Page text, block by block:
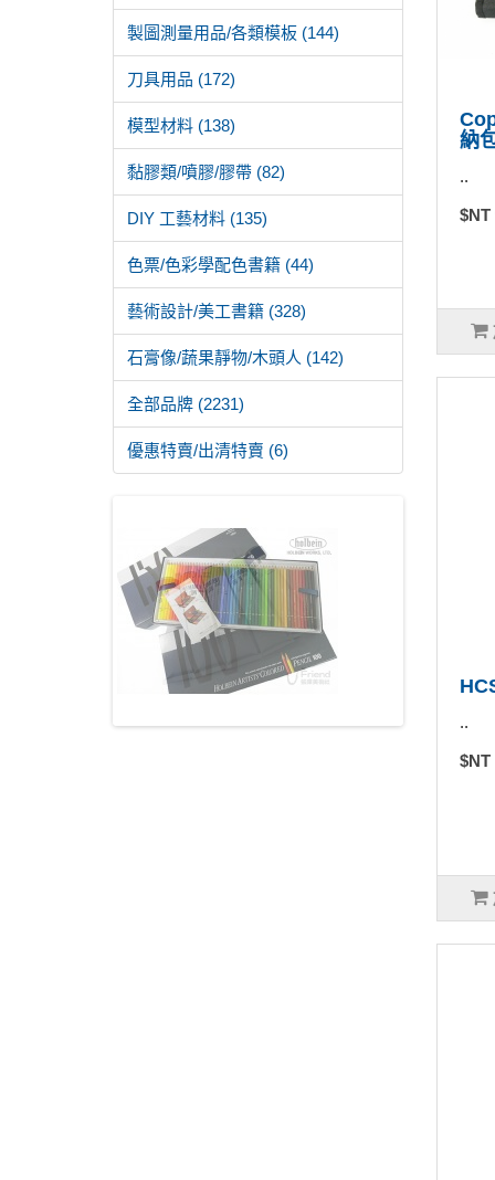
製圖測量用品/各類模板 (144)
刀具用品 (172)
模型材料 (138)
黏膠類/噴膠/膠帶 (82)
DIY 工藝材料 (135)
色票/色彩學配色書籍 (44)
藝術設計/美工書籍 (328)
石膏像/蔬果靜物/木頭人 (142)
全部品牌 (2231)
優惠特賣/出清特賣 (6)
納
..
$NT
..
$NT